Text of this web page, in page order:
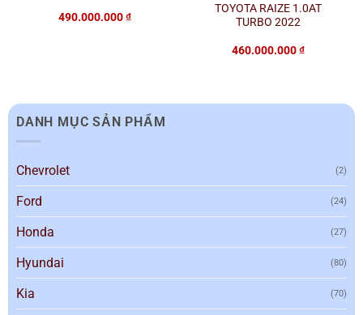
490.000.000₫
TOYOTA RAIZE 1.0AT
TURBO 2022
460.000.000₫
DANH MỤC SẢN PHẨM
Chevrolet (2)
Ford (24)
Honda (27)
Hyundai (80)
Kia (70)